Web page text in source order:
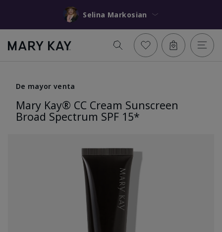
Selina Markosian
De mayor venta
Mary Kay® CC Cream Sunscreen
Broad Spectrum SPF 15*